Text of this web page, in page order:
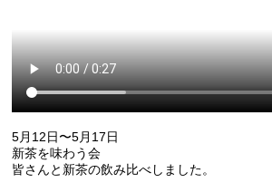
5月12日〜5月17日
新茶を味わう会
皆さんと新茶の飲み比べしました。